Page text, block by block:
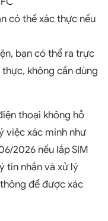
có thể xác thực nếu
bạn có thể ra trực
không cần dùng
thoại không hỗ
việc xác minh như
2026 nếu lắp SIM
tin nhắn và xử lý
để được xác